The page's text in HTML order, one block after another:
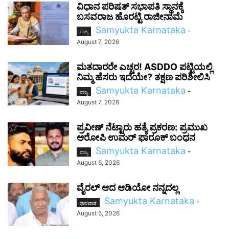
ವಿಧಾನ ಪರಿಷತ್ ಸಭಾಪತಿ ಸ್ಥಾನಕ್ಕೆ
ಬಸವರಾಜ ಹೊರಟ್ಟಿ ರಾಜೀನಾಮೆ
ರಾಜ್ಯ Samyukta Karnataka -
August 7, 2026
ಮತದಾರರೇ ಎಚ್ಚರ! ASDDO ಪಟ್ಟಿಯಲ್ಲಿ
ನಿಮ್ಮ ಹೆಸರು ಇದೆಯೇ? ತಕ್ಷಣ ಪರಿಶೀಲಿಸಿ
ರಾಜ್ಯ Samyukta Karnataka -
August 7, 2026
ಪ್ರವೀಣ್ ನೆಟ್ಟಾರು ಹತ್ಯೆ ಪ್ರಕರಣ: ಪ್ರಮುಖ
ಆರೋಪಿ ಉಮರ್ ಫಾರೂಕ್ ಬಂಧನ
ರಾಜ್ಯ Samyukta Karnataka -
August 6, 2026
ವೈರಲ್ ಆದ ಆಡಿಯೋ ನನ್ನದಲ್ಲ
ಧಾರವಾಡ Samyukta Karnataka -
August 5, 2026